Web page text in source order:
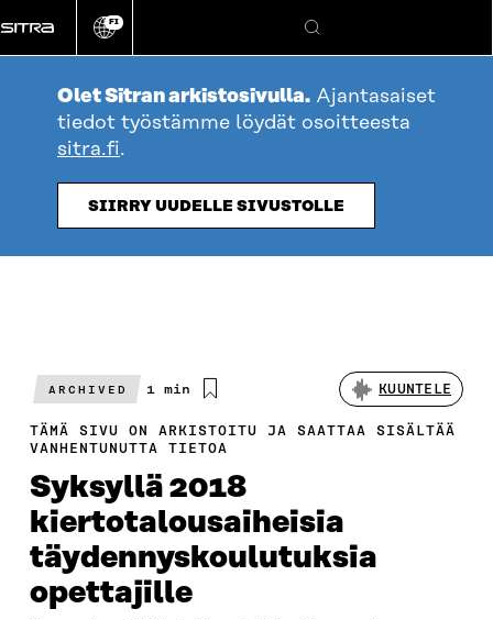
suoraan
sisältöön
Vaihda
kieli
FI
Hae
Olet Sitran arkistosivulla. Ajantasaiset
tiedot työstämme löydät osoitteesta
sitra.fi.
SIIRRY UUDELLE SIVUSTOLLE
ARCHIVED
Arvioitu
1 min KUUNTELE
TÄMÄ SIVU ON ARKISTOITU JA SAATTAA SISÄLTÄÄ
VANHENTUNUTTA TIETOA
Syksyllä 2018
kiertotalousaiheisia
täydennyskoulutuksia
opettajille